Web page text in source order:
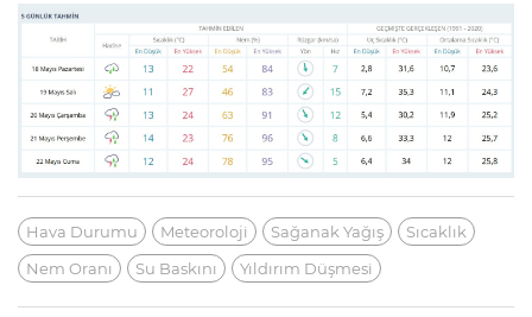
Hava Durumu Meteoroloji Sağanak Yağış
Sıcaklık
Nem Oranı
Su Baskını Yıldırım Düşmesi